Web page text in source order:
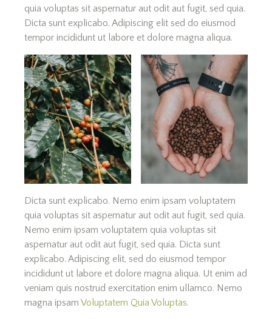
quia voluptas sit aspernatur aut odit aut fugit, sed quia.
Dicta sunt explicabo. Adipiscing elit sed do eiusmod
tempor incididunt ut labore et dolore magna aliqua.
Dicta sunt explicabo. Nemo enim ipsam voluptatem
quia voluptas sit aspernatur aut odit aut fugit, sed quia.
Nemo enim ipsam voluptatem quia voluptas sit
aspernatur aut odit aut fugit, sed quia. Dicta sunt
explicabo. Adipiscing elit, sed do eiusmod tempor
incididunt ut labore et dolore magna aliqua. Ut enim ad
veniam quis nostrud exercitation enim ullamco. Nemo
magna ipsam Voluptatem Quia Voluptas.